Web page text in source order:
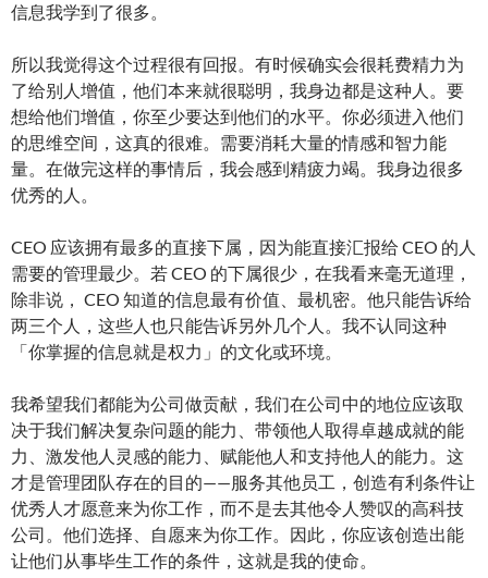
信息我学到了很多。
所以我觉得这个过程很有回报。有时候确实会很耗费精力为
了给别人增值，他们本来就很聪明，我身边都是这种人。要
想给他们增值，你至少要达到他们的水平。你必须进入他们
的思维空间，这真的很难。需要消耗大量的情感和智力能
量。在做完这样的事情后，我会感到精疲力竭。我身边很多
优秀的人。
CEO 应该拥有最多的直接下属，因为能直接汇报给 CEO 的人
需要的管理最少。若 CEO 的下属很少，在我看来毫无道理，
除非说， CEO 知道的信息最有价值、最机密。他只能告诉给
两三个人，这些人也只能告诉另外几个人。我不认同这种
「你掌握的信息就是权力」的文化或环境。
我希望我们都能为公司做贡献，我们在公司中的地位应该取
决于我们解决复杂问题的能力、带领他人取得卓越成就的能
力、激发他人灵感的能力、赋能他人和支持他人的能力。这
才是管理团队存在的目的——服务其他员工，创造有利条件让
优秀人才愿意来为你工作，而不是去其他令人赞叹的高科技
公司。他们选择、自愿来为你工作。因此，你应该创造出能
让他们从事毕生工作的条件，这就是我的使命。